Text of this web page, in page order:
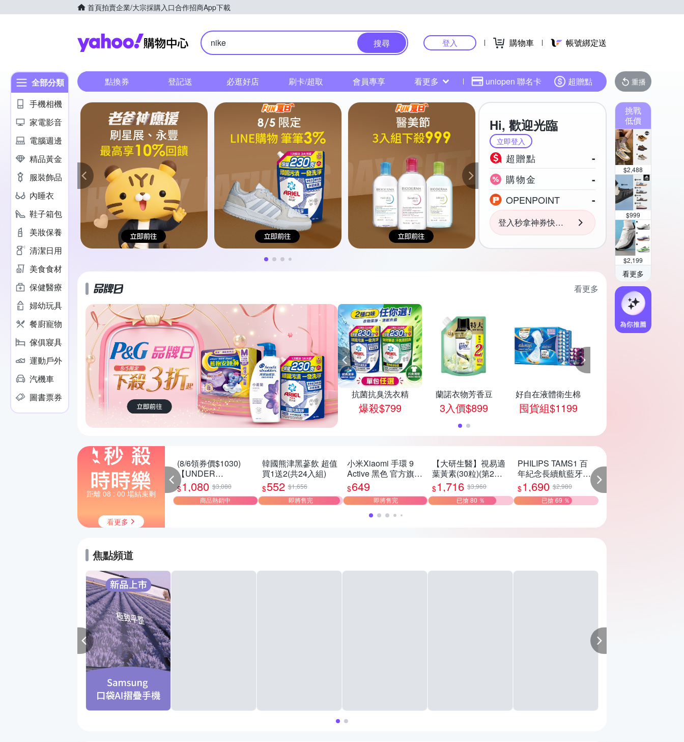
首頁拍賣企業/大宗採購入口合作招商App下載
Yahoo購物中心
nike 搜尋 登入 購物車 帳號綁定送
挑戰
低價
$2,488
$999
$2,199
看更多
全部分類
手機相機
家電影音
電腦週邊
精品黃金
服裝飾品
內睡衣
鞋子箱包
美妝保養
清潔日用
美食食材
保健醫療
婦幼玩具
餐廚寵物
傢俱寢具
運動戶外
汽機車
圖書票券
點換券 登記送 必逛好店 刷卡/超取 會員專享 看更多 uniopen 聯名卡 超贈點 重播
Hi, 歡迎光臨
立即登入
超贈點 -
購物金 -
OPENPOINT -
登入秒拿神券快用起來
看更多
抗菌抗臭洗衣精
爆殺$799
蘭諾衣物芳香豆
3入價$899
好自在液體衛生棉
囤貨組$1199
好自在晚安無痕褲
任選價$549
幫寶適拉拉褲/箱
登記抽500點
海倫仙度絲洗髮露
3入$595
距離 08 : 00 場結束剩
看更多
(8/6領券價$1030)
【UNDER
ARMOUR】UA
Charged Rogue 5
SE 慢跑鞋 男女款 多
$1,080 $3,080
商品熱銷中
韓國熊津黑蔘飲 超值
買1送2(共24入組)
$552 $1,656
即將售完
小米Xiaomi 手環 9
Active 黑色 官方旗艦
館
$649
即將售完
【大研生醫】視易適
葉黃素(30粒)(第2件3
折)(共計2盒)
$1,716 $3,960
已搶 80 ％
PHILIPS TAMS1 百
年紀念長續航藍牙6.0
耳罩耳機
$1,690 $2,980
已搶 69 ％
小米Xiaomi 手環 9
Active 黑色 官方旗艦
649
焦點頻道